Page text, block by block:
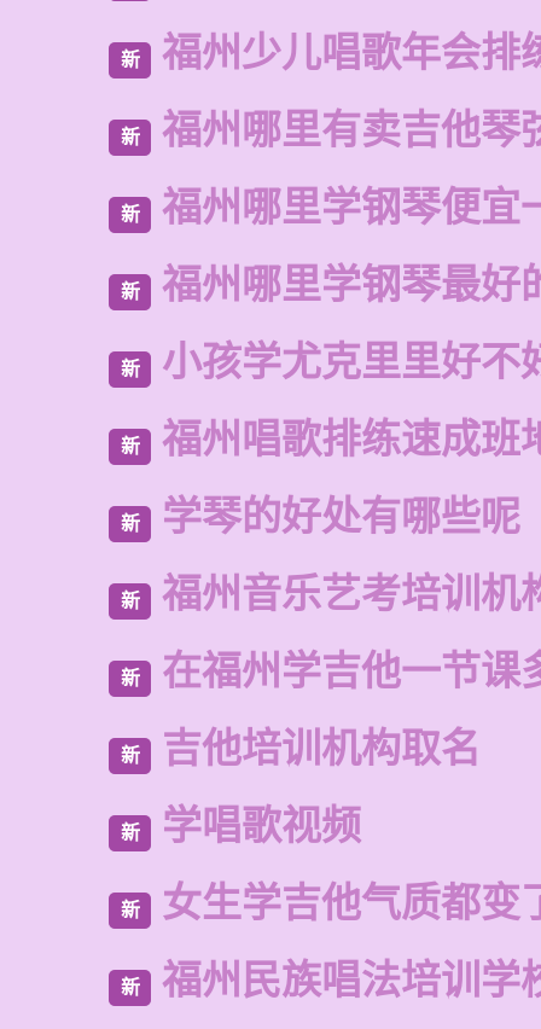
新 福州少儿唱歌年会排
新 福州哪里有卖吉他琴
新 福州哪里学钢琴便宜
新 福州哪里学钢琴最好
新 小孩学尤克里里好不
新 福州唱歌排练速成班
新 学琴的好处有哪些呢
新 福州音乐艺考培训机
新 在福州学吉他一节课
新 吉他培训机构取名
新 学唱歌视频
新 女生学吉他气质都变
新 福州民族唱法培训学